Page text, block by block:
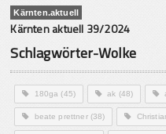
Kärnten.aktuell
Kärnten aktuell 39/2024
Schlagwörter-Wolke
180ga (45) ak (48)
beate prettner(38)